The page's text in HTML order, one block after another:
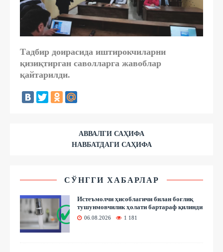
Тадбир доирасида иштирокчиларни
қизиқтирган саволларга жавоблар
қайтарилди.
АВВАЛГИ САҲИФА
НАВБАТДАГИ САҲИФА
СЎНГГИ ХАБАРЛАР
Истеъмолчи ҳисоблагичи билан боғлиқ
тушунмовчилик ҳолати бартараф қилинди
06.08.2026 1 181